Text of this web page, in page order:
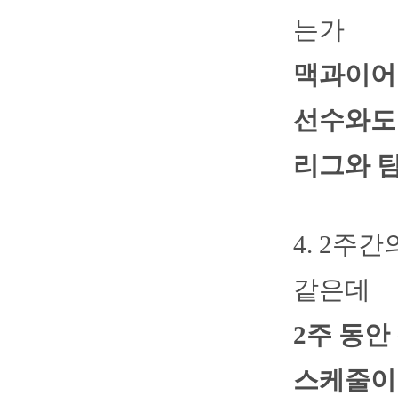
는가
맥과이
선수와
리그와
4. 2주간
같은데
2주 동
스케줄